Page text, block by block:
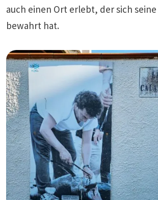
auch einen Ort erlebt, der sich
bewahrt hat.